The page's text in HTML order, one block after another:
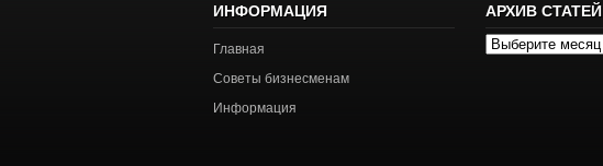
ИНФОРМАЦИЯ
Главная
Советы бизнесменам
Информация
АРХИВ СТАТЕЙ
Архив